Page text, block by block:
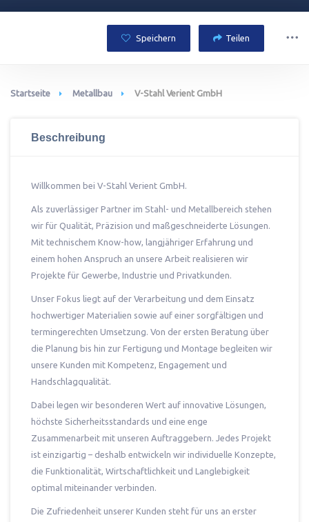
Speichern Teilen
Startseite Metallbau V-Stahl Verient GmbH
Beschreibung
Willkommen bei V-Stahl Verient GmbH.
Als zuverlässiger Partner im Stahl- und Metallbereich stehen
wir für Qualität, Präzision und maßgeschneiderte Lösungen.
Mit technischem Know-how, langjähriger Erfahrung und
einem hohen Anspruch an unsere Arbeit realisieren wir
Projekte für Gewerbe, Industrie und Privatkunden.
Unser Fokus liegt auf der Verarbeitung und dem Einsatz
hochwertiger Materialien sowie auf einer sorgfältigen und
termingerechten Umsetzung. Von der ersten Beratung über
die Planung bis hin zur Fertigung und Montage begleiten wir
unsere Kunden mit Kompetenz, Engagement und
Handschlagqualität.
Dabei legen wir besonderen Wert auf innovative Lösungen,
höchste Sicherheitsstandards und eine enge
Zusammenarbeit mit unseren Auftraggebern. Jedes Projekt
ist einzigartig – deshalb entwickeln wir individuelle Konzepte,
die Funktionalität, Wirtschaftlichkeit und Langlebigkeit
optimal miteinander verbinden.
Die Zufriedenheit unserer Kunden steht für uns an erster